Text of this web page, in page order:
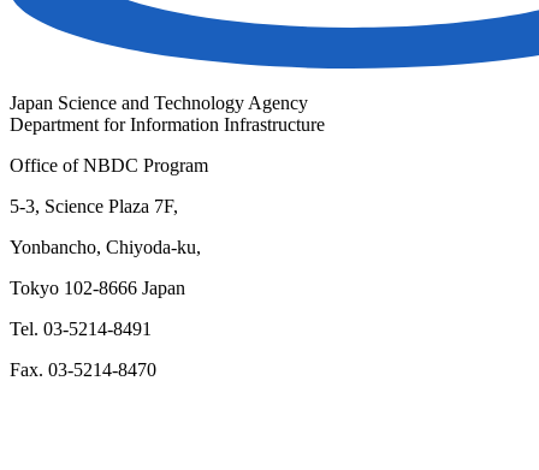
Japan Science and Technology Agency
Department for Information Infrastructure
Office of NBDC Program
5-3, Science Plaza 7F,
Yonbancho, Chiyoda-ku,
Tokyo 102-8666 Japan
Tel. 03-5214-8491
Fax. 03-5214-8470